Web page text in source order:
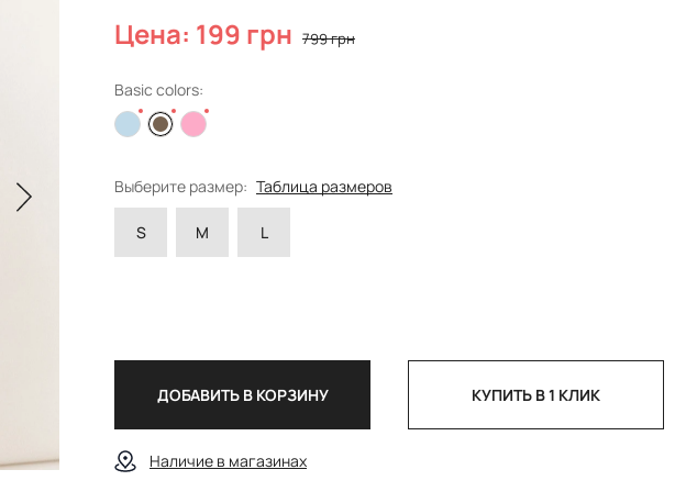
Цена: 199 грн 799 грн
Basic colors:
Выберите размер: Таблица размеров
S M L
ДОБАВИТЬ В КОРЗИНУ КУПИТЬ В 1 КЛИК
Наличие в магазинах